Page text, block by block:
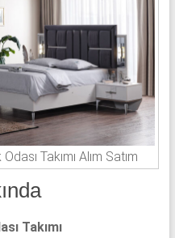
Takımı Alım Satım
Takımı